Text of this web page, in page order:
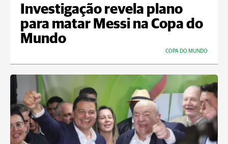
Investigação revela plano
para matar Messi na Copa do
Mundo
COPA DO MUNDO